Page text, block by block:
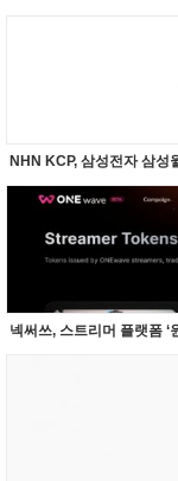
NHN KCP, 삼성전자 삼성
넥써쓰, 스트리머 플랫폼 ‘